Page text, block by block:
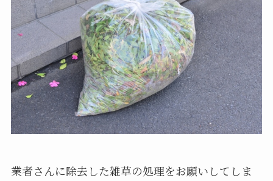
業者さんに除去した雑草の処理をお願いしてしま